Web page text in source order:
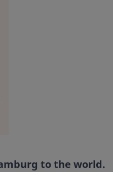
to the world.